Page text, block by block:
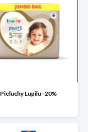
Pieluchy Lupilu -20%